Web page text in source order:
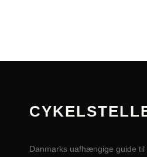
Danmarks uafhængige guide til